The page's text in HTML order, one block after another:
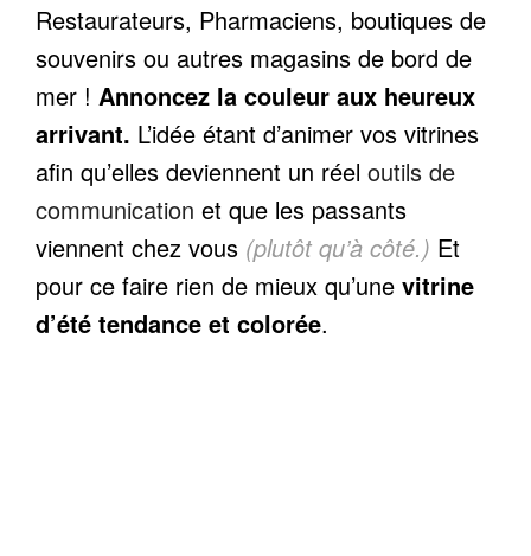
Restaurateurs, Pharmaciens, boutiques de
souvenirs ou autres magasins de bord de
mer ! Annoncez la couleur aux heureux
arrivant. L’idée étant d’animer vos vitrines
afin qu’elles deviennent un réel outils de
communication et que les passants
viennent chez vous (plutôt qu’à côté.) Et
pour ce faire rien de mieux qu’une vitrine
d’été tendance et colorée.